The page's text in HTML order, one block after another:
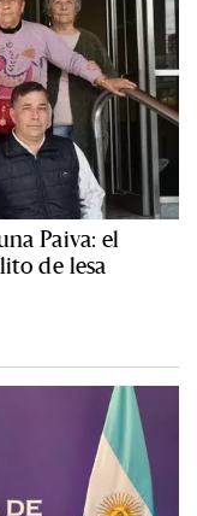
Paiva: el
de lesa